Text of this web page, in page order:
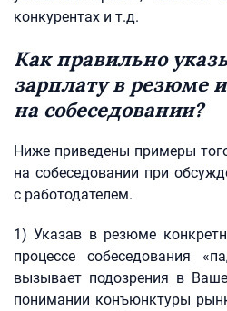
конкурентах и т.д.
Как правильно
зарплату в резюме
на собеседовании?
Ниже приведены примеры
на собеседовании при
с работодателем.
1) Указав в резюме
процессе собеседования
вызывает подозрения в
понимании конъюнктуры